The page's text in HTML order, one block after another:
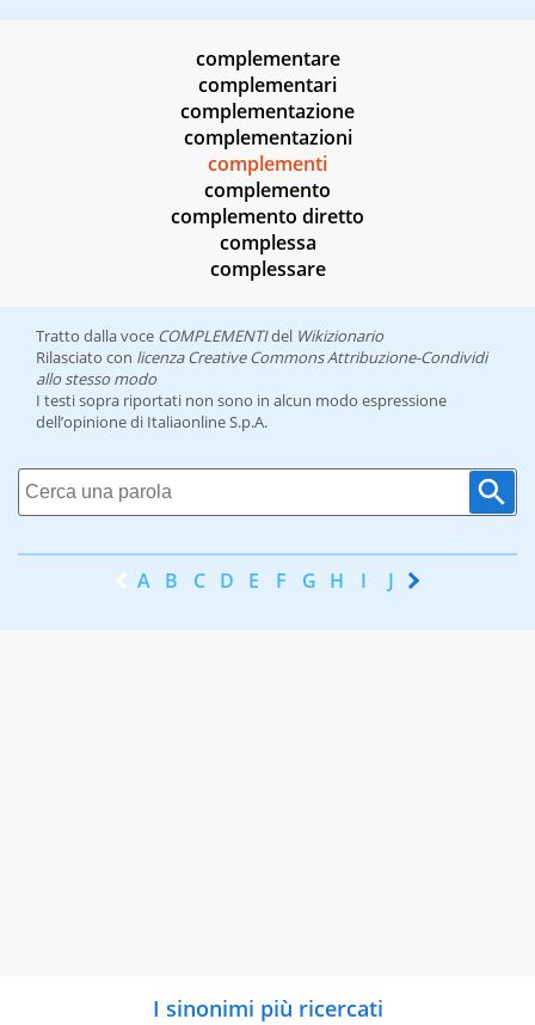
complementare
complementari
complementazione
complementazioni
complementi
complemento
complemento diretto
complessa
complessare
Tratto dalla voce COMPLEMENTIdel Wikizionario
Rilasciato con licenza Creative Commons Attribuzione-Condividi
allo stesso modo
I testi sopra riportati non sono in alcun modo espressione
dell’opinione di Italiaonline S.p.A.
A B C D E F G H I J K
I sinonimi più ricercati